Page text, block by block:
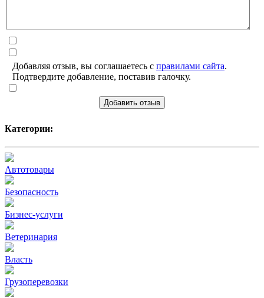
Добавляя отзыв, вы соглашаетесь с правилами сайта.
Подтвердите добавление, поставив галочку.
Добавить отзыв
Категории:
Автотовары
Безопасность
Бизнес-услуги
Ветеринария
Власть
Грузоперевозки